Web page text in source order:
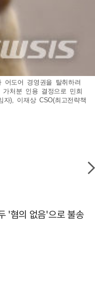
도어 경영권을 탈취하려
처분 인용 결정으로 민희
), 이재상 CSO(최고전략책
'혐의 없음'으로 불송